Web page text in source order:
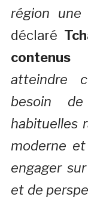
région
déclaré
contenus
atteindre
besoin
habituelles
moderne
engager
et de